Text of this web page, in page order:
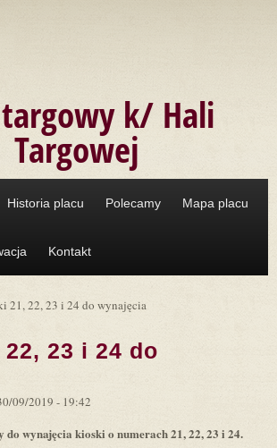
k/ Hali
Targowej
Historia placu Polecamy Mapa placu
Kontakt
21, 22, 23 i 24 do wynajęcia
23 i 24 do
09/2019 - 19:42
wynajęcia kioski o numerach 21, 22, 23 i 24.